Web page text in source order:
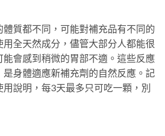
質都不同，可能對補充品有不同的
用全天然成分，儘管大部分人都能很
會感到稍微的胃部不適。這些反應
身體適應新補充劑的自然反應。記
說明，每3天最多只可吃一顆，別